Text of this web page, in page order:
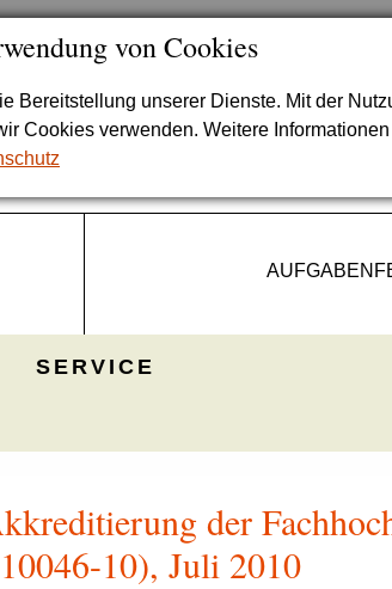
von Cookies
Bereitstellung unserer Dienste. Mit der
Cookies verwenden. Weitere
SERVICE
der
10), Juli 2010